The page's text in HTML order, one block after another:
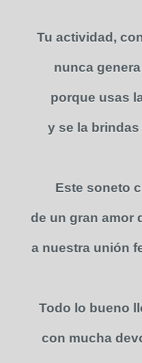
Tu actividad,
nunca
porque usas
y se la
Este soneto
de un gran amor
a nuestra unión
Todo lo bueno
con mucha